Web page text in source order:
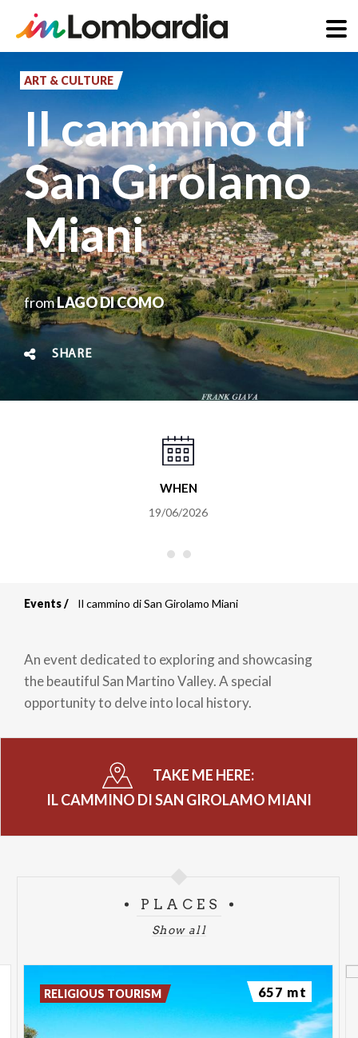
ART & CULTURE
Il cammino di
San Girolamo
Miani
fromLAGO DI COMO
SHARE
WHEN
19/06/2026
Events Il cammino di San Girolamo Miani
An event dedicated to exploring and showcasing
the beautiful San Martino Valley. A special
opportunity to delve into local history.
TAKE ME HERE:
IL CAMMINO DI SAN GIROLAMO MIANI
PLACES
Show all
RELIGIOUS TOURISM 657 mt